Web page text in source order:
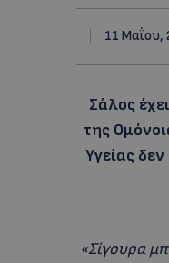
11 Μαΐου,
Σάλος
της
Υγείας
«Σίγουρα